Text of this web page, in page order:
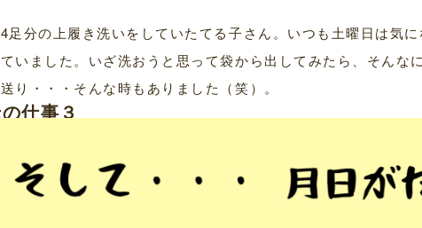
足分の上履き洗いをしていたてる子さん。いつも土曜日は気
いました。いざ洗おうと思って袋から出してみたら、そんな
り・・・そんな時もありました（笑）。
仕事３